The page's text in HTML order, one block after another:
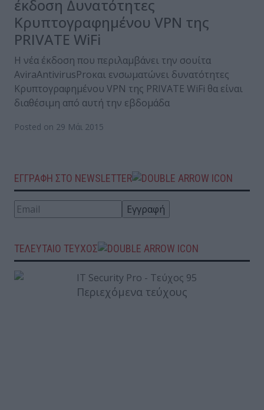
έκδοση Δυνατότητες
Κρυπτογραφημένου VPN της
PRIVATE WiFi
Η νέα έκδοση που περιλαμβάνει την σουίτα
AviraAntivirusProκαι ενσωματώνει δυνατότητες
Κρυπτογραφημένου VPN της PRIVATE WiFi θα είναι
διαθέσιμη από αυτή την εβδομάδα
Posted on 29 Μάι 2015
ΕΓΓΡΑΦΗ ΣΤΟ NEWSLETTER
ΤΕΛΕΥΤΑΙΟ ΤΕΥΧΟΣ
Περιεχόμενα τεύχους